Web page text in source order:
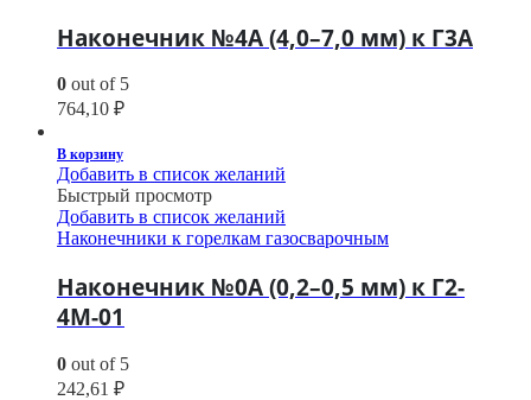
Наконечник №4А (4,0–7,0 мм) к Г3А
0 out of 5
764,10 ₽
В корзину
Добавить в список желаний
Быстрый просмотр
Добавить в список желаний
Наконечники к горелкам газосварочным
Наконечник №0А (0,2–0,5 мм) к Г2-
4М-01
0 out of 5
242,61 ₽